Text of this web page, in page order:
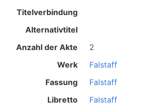
Titelverbindung
Alternativtitel
Anzahl der Akte
2
Werk
Falstaff
Fassung
Falstaff
Libretto
Falstaff